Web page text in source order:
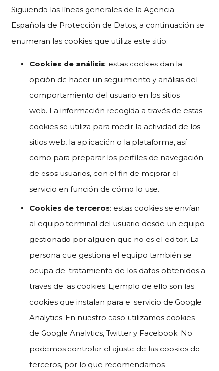
Siguiendo las líneas generales de la Agencia
Española de Protección de Datos, a continuación se
enumeran las cookies que utiliza este sitio:
Cookies de análisis: estas cookies dan la
opción de hacer un seguimiento y análisis del
comportamiento del usuario en los sitios
web. La información recogida a través de estas
cookies se utiliza para medir la actividad de los
sitios web, la aplicación o la plataforma, así
como para preparar los perfiles de navegación
de esos usuarios, con el fin de mejorar el
servicio en función de cómo lo use.
Cookies de terceros: estas cookies se envían
al equipo terminal del usuario desde un equipo
gestionado por alguien que no es el editor. La
persona que gestiona el equipo también se
ocupa del tratamiento de los datos obtenidos a
través de las cookies. Ejemplo de ello son las
cookies que instalan para el servicio de Google
Analytics. En nuestro caso utilizamos cookies
de Google Analytics, Twitter y Facebook. No
podemos controlar el ajuste de las cookies de
terceros, por lo que recomendamos